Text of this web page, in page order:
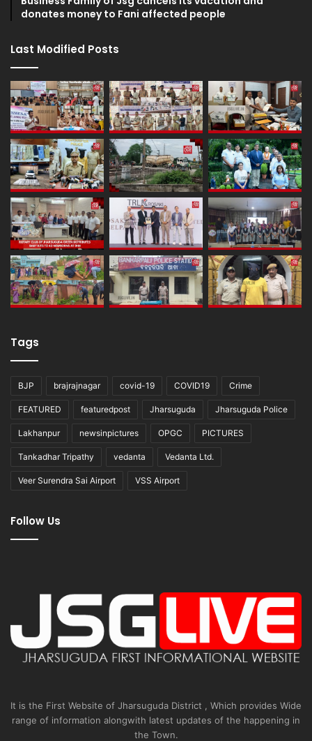
donates money to Fani affected people
Last Modified Posts
Tags
BJP brajrajnagar covid-19 COVID19 Crime
FEATURED featuredpost Jharsuguda Jharsuguda Police
Lakhanpur newsinpictures OPGC PICTURES
Tankadhar Tripathy vedanta Vedanta Ltd.
Veer Surendra Sai Airport VSS Airport
Follow Us
It is the First Website of Jharsuguda District , Which provides Wide
range of information alongwith latest updates of the happening in
the Town.